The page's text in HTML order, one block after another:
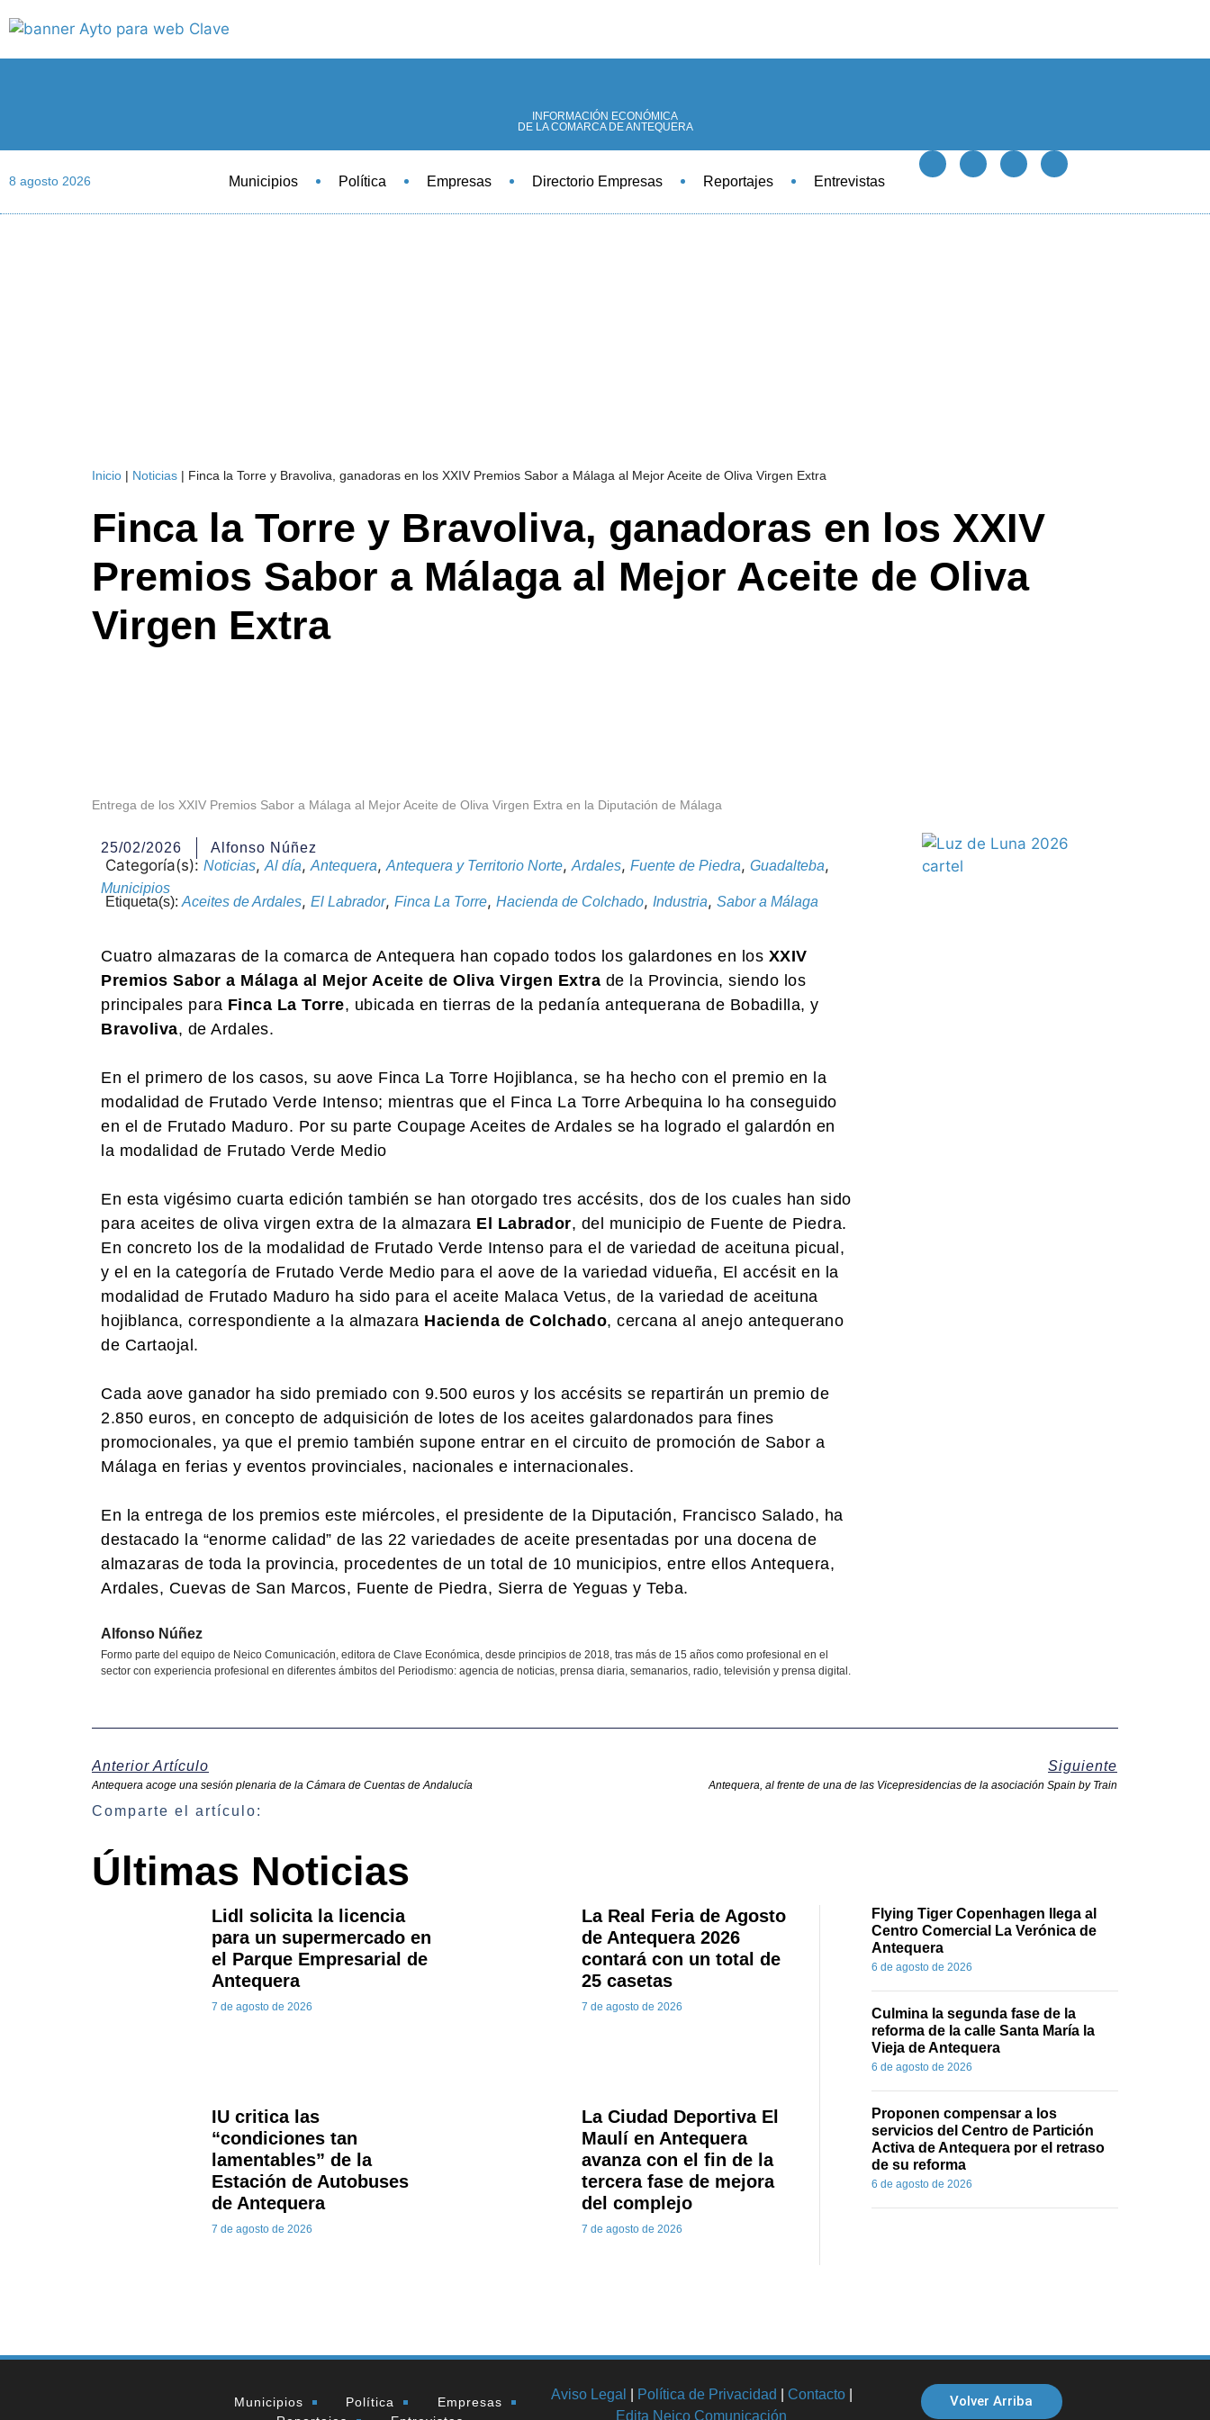
INFORMACIÓN ECONÓMICA
DE LA COMARCA DE ANTEQUERA
8 agosto 2026 Municipios Política Empresas Directorio Empresas Reportajes Entrevistas
Inicio | Noticias | Finca la Torre y Bravoliva, ganadoras en los XXIV Premios Sabor a Málaga al Mejor Aceite de Oliva Virgen Extra
Finca la Torre y Bravoliva, ganadoras en los XXIV
Premios Sabor a Málaga al Mejor Aceite de Oliva
Virgen Extra
Entrega de los XXIV Premios Sabor a Málaga al Mejor Aceite de Oliva Virgen Extra en la Diputación de Málaga
25/02/2026 Alfonso Núñez
Categoría(s): Noticias, Al día, Antequera, Antequera y Territorio Norte, Ardales, Fuente de Piedra, Guadalteba,
Municipios
Etiqueta(s): Aceites de Ardales, El Labrador, Finca La Torre, Hacienda de Colchado, Industria, Sabor a Málaga
Cuatro almazaras de la comarca de Antequera han copado todos los galardones en los XXIV
Premios Sabor a Málaga al Mejor Aceite de Oliva Virgen Extra de la Provincia, siendo los
principales para Finca La Torre, ubicada en tierras de la pedanía antequerana de Bobadilla, y
Bravoliva, de Ardales.
En el primero de los casos, su aove Finca La Torre Hojiblanca, se ha hecho con el premio en la
modalidad de Frutado Verde Intenso; mientras que el Finca La Torre Arbequina lo ha conseguido
en el de Frutado Maduro. Por su parte Coupage Aceites de Ardales se ha logrado el galardón en
la modalidad de Frutado Verde Medio
En esta vigésimo cuarta edición también se han otorgado tres accésits, dos de los cuales han sido
para aceites de oliva virgen extra de la almazara El Labrador, del municipio de Fuente de Piedra.
En concreto los de la modalidad de Frutado Verde Intenso para el de variedad de aceituna picual,
y el en la categoría de Frutado Verde Medio para el aove de la variedad vidueña, El accésit en la
modalidad de Frutado Maduro ha sido para el aceite Malaca Vetus, de la variedad de aceituna
hojiblanca, correspondiente a la almazara Hacienda de Colchado, cercana al anejo antequerano
de Cartaojal.
Cada aove ganador ha sido premiado con 9.500 euros y los accésits se repartirán un premio de
2.850 euros, en concepto de adquisición de lotes de los aceites galardonados para fines
promocionales, ya que el premio también supone entrar en el circuito de promoción de Sabor a
Málaga en ferias y eventos provinciales, nacionales e internacionales.
En la entrega de los premios este miércoles, el presidente de la Diputación, Francisco Salado, ha
destacado la “enorme calidad” de las 22 variedades de aceite presentadas por una docena de
almazaras de toda la provincia, procedentes de un total de 10 municipios, entre ellos Antequera,
Ardales, Cuevas de San Marcos, Fuente de Piedra, Sierra de Yeguas y Teba.
Alfonso Núñez
Formo parte del equipo de Neico Comunicación, editora de Clave Económica, desde principios de 2018, tras más de 15 años como profesional en el
sector con experiencia profesional en diferentes ámbitos del Periodismo: agencia de noticias, prensa diaria, semanarios, radio, televisión y prensa digital.
Anterior Artículo
Antequera acoge una sesión plenaria de la Cámara de Cuentas de Andalucía
Siguiente
Antequera, al frente de una de las Vicepresidencias de la asociación Spain by Train
Comparte el artículo:
Últimas Noticias
Lidl solicita la licencia
para un supermercado en
el Parque Empresarial de
Antequera
7 de agosto de 2026
La Real Feria de Agosto
de Antequera 2026
contará con un total de
25 casetas
7 de agosto de 2026
IU critica las
“condiciones tan
lamentables” de la
Estación de Autobuses
de Antequera
7 de agosto de 2026
La Ciudad Deportiva El
Maulí en Antequera
avanza con el fin de la
tercera fase de mejora
del complejo
7 de agosto de 2026
Flying Tiger Copenhagen llega al
Centro Comercial La Verónica de
Antequera
6 de agosto de 2026
Culmina la segunda fase de la
reforma de la calle Santa María la
Vieja de Antequera
6 de agosto de 2026
Proponen compensar a los
servicios del Centro de Partición
Activa de Antequera por el retraso
de su reforma
6 de agosto de 2026
Municipios Política
Empresas
Aviso Legal Política de Privacidad Contacto|
Edita Neico Comunicación
Volver Arriba